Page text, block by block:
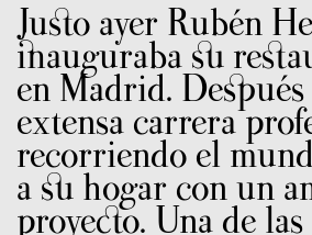
Justo ayer Rubén
inauguraba su
en Madrid.
extensa carrera
recorriendo el
a su hogar con un
proyecto. Una de